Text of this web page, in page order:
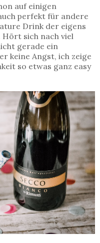
auf einigen
perfekt für andere
Drink der eigens
sich nach viel
gerade ein
keine Angst, ich zeige
so etwas ganz easy